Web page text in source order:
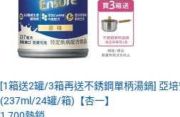
[1箱送2罐/3箱再送不銹鋼單柄湯鍋] 亞
(237ml/24罐/箱)【杏一】